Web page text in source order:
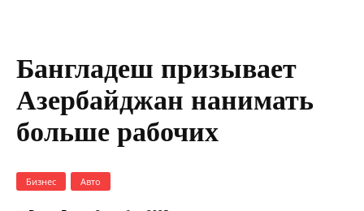
Бангладеш призывает
Азербайджан нанимать
больше рабочих
Бизнес Авто